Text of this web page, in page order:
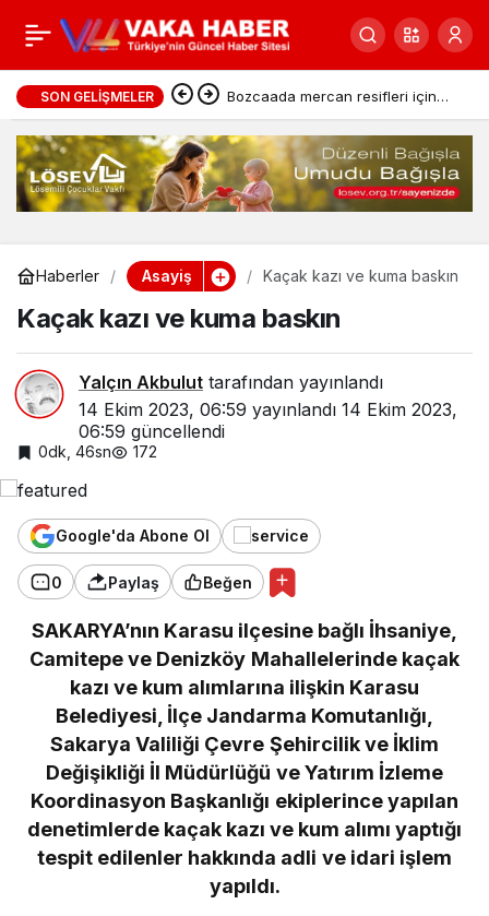
SON GELIŞMELER Bozcaada mercan resifleri için
koruma seferberliği
Haberler Asayiş Kaçak kazı ve kuma baskın
Kaçak kazı ve kuma baskın
Yalçın Akbulut tarafından yayınlandı
14 Ekim 2023, 06:59 yayınlandı 14 Ekim 2023,
06:59 güncellendi
0dk, 46sn 172
Google'da Abone Ol
0 Paylaş Beğen
SAKARYA’nın Karasu ilçesine bağlı İhsaniye,
Camitepe ve Denizköy Mahallelerinde kaçak
kazı ve kum alımlarına ilişkin Karasu
Belediyesi, İlçe Jandarma Komutanlığı,
Sakarya Valiliği Çevre Şehircilik ve İklim
Değişikliği İl Müdürlüğü ve Yatırım İzleme
Koordinasyon Başkanlığı ekiplerince yapılan
denetimlerde kaçak kazı ve kum alımı yaptığı
tespit edilenler hakkında adli ve idari işlem
yapıldı.
Nehirden Denize Özgür
Filistin!
0 Paylaş